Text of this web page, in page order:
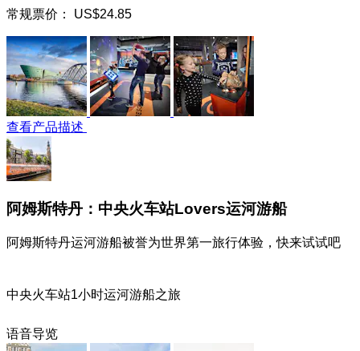
常规票价： US$24.85
查看产品描述
阿姆斯特丹：中央火车站Lovers运河游船
阿姆斯特丹运河游船被誉为世界第一旅行体验，快来试试吧
中央火车站1小时运河游船之旅
语音导览